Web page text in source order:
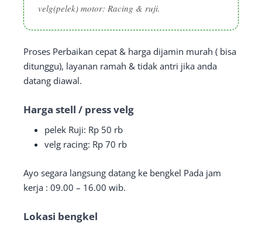
velg(pelek) motor: Racing & ruji.
Proses Perbaikan cepat & harga dijamin murah ( bisa
ditunggu), layanan ramah & tidak antri jika anda
datang diawal.
Harga stell / press velg
pelek Ruji: Rp 50 rb
velg racing: Rp 70 rb
Ayo segara langsung datang ke bengkel Pada jam
kerja : 09.00 – 16.00 wib.
Lokasi bengkel